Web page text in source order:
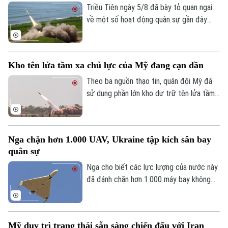
Triều Tiên ngày 5/8 đã bày tỏ quan ngại
về một số hoạt động quân sự gần đây
Kho tên lửa tầm xa chủ lực của Mỹ đang cạn dần
Theo ba nguồn thạo tin, quân đội Mỹ đã
sử dụng phần lớn kho dự trữ tên lửa tầm
lực lượng này trước các cuộc xung đột
Nga chặn hơn 1.000 UAV, Ukraine tập kích sân bay
quân sự
Nga cho biết các lực lượng của nước này
đã đánh chặn hơn 1.000 máy bay không
Mỹ duy trì trạng thái sẵn sàng chiến đấu với Iran